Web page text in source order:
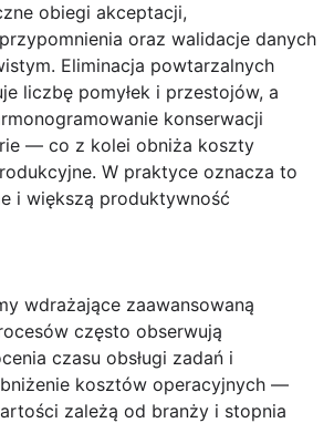
obiegi akceptacji,
oraz walidacje danych
Eliminacja powtarzalnych
liczbę pomyłek i przestojów, a
konserwacji
— co z kolei obniża koszty
W praktyce oznacza to
i większą produktywność
wdrażające zaawansowaną
często obserwują
czasu obsługi zadań i
kosztów operacyjnych —
zależą od branży i stopnia